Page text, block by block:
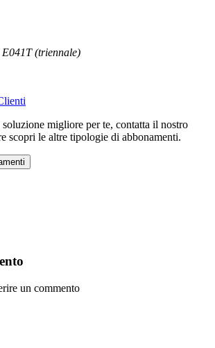
(triennale)
migliore per te, contatta il nostro
scopri le altre tipologie di abbonamenti.
un commento